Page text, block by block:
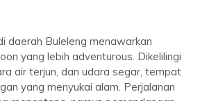
daerah Buleleng menawarkan
yang lebih adventurous. Dikelilingi
air terjun, dan udara segar, tempat
yang menyukai alam. Perjalanan